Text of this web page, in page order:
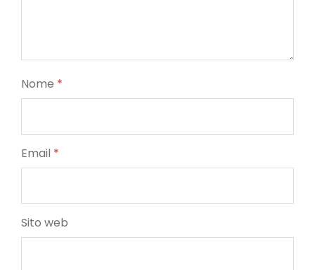
Nome *
Email *
Sito web